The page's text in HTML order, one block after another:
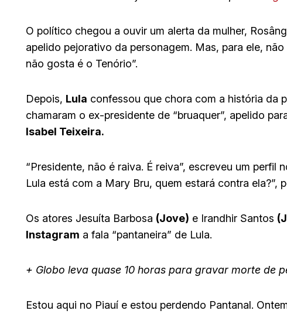
O político chegou a ouvir um alerta da mulher,
apelido pejorativo da personagem. Mas, para ele,
não gosta é o Tenório”.
Depois, Lula confessou que chora com a história da
chamaram o ex-presidente de “bruaquer”, apelido
Isabel Teixeira.
“Presidente, não é raiva. É reiva”, escreveu um perfil
Lula está com a Mary Bru, quem estará contra ela?”,
Os atores Jesuíta Barbosa (Jove) e Irandhir Santos
Instagram a fala “pantaneira” de Lula.
+ Globo leva quase 10 horas para gravar morte de
Estou aqui no Piauí e estou perdendo Pantanal.